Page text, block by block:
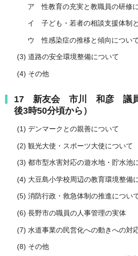
ア 性教育の充実と教職員の研修
イ 子ども・若者の相談支援体制
ウ 性感染症の推移と傾向につい
(3) 道路の安全環境整備について
(4) その他
17 新友会 市川 和彦 議員
後3時50分頃から）
(1) デンマークとの親善について
(2) 観光大使・スポーツ大使について
(3) 都市型水害対応の遊水地・貯水池
(4) 大豆島小学校周辺の教育環境整備
(5) 消防行政・救急体制の推進につい
(6) 長野市の職員の人事管理の実体
(7) 水道事業の民営化への動きへの対
(8) その他